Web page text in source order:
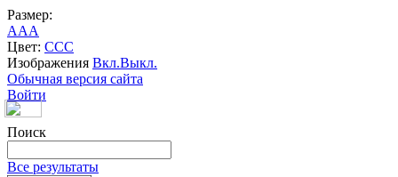
Размер:
AAA
Цвет: CCC
Изображения Вкл.Выкл.
Обычная версия сайта
Войти
Поиск
Все результаты